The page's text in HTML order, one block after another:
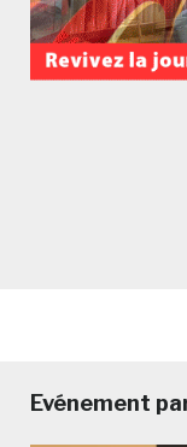
Evénement